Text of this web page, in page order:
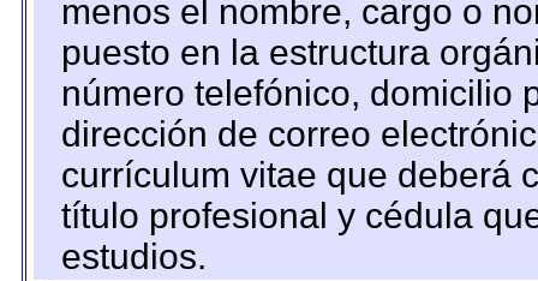
menos el nombre, cargo o
puesto en la estructura
número telefónico, domicilio
dirección de correo
currículum vitae que deberá
título profesional y cédula
estudios.